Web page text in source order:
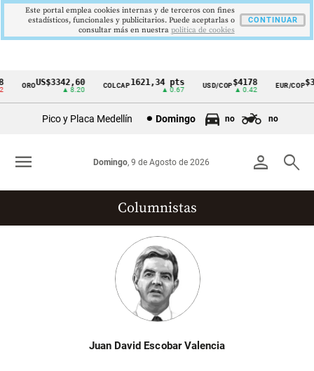
Cintillo
Colombia
OROUS$3342,60
▲ 8.20
COLCAP1621,34 pts
▲ 0.67
USD/COP$4178
▲ 0.42
EUR/COP
Pico y Placa Medellín Domingo no no
person search
Domingo, 9 de Agosto de 2026
menu
Columnistas
Juan David Escobar Valencia
Este portal emplea cookies internas y de terceros con fines
estadísticos, funcionales y publicitarios. Puede aceptarlas o
consultar más en nuestra politica de cookies
CONTINUAR